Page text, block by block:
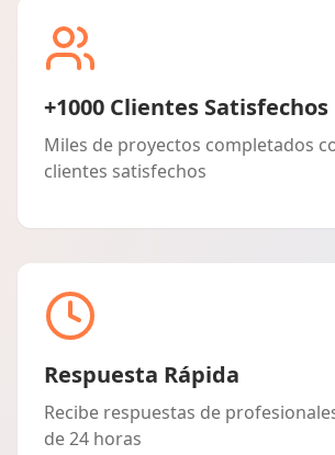
+1000 Clientes Satisfechos
Miles de proyectos completados
clientes satisfechos
Respuesta Rápida
Recibe respuestas de
de 24 horas